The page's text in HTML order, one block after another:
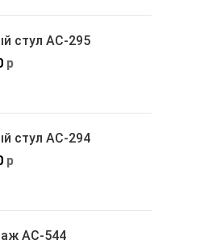
стул АС-295
р
стул АС-294
р
АС-544